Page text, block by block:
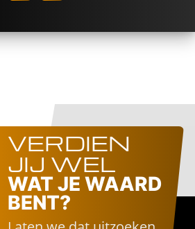
VERDIEN
JIJ WEL
WAT JE WAARD
BENT?